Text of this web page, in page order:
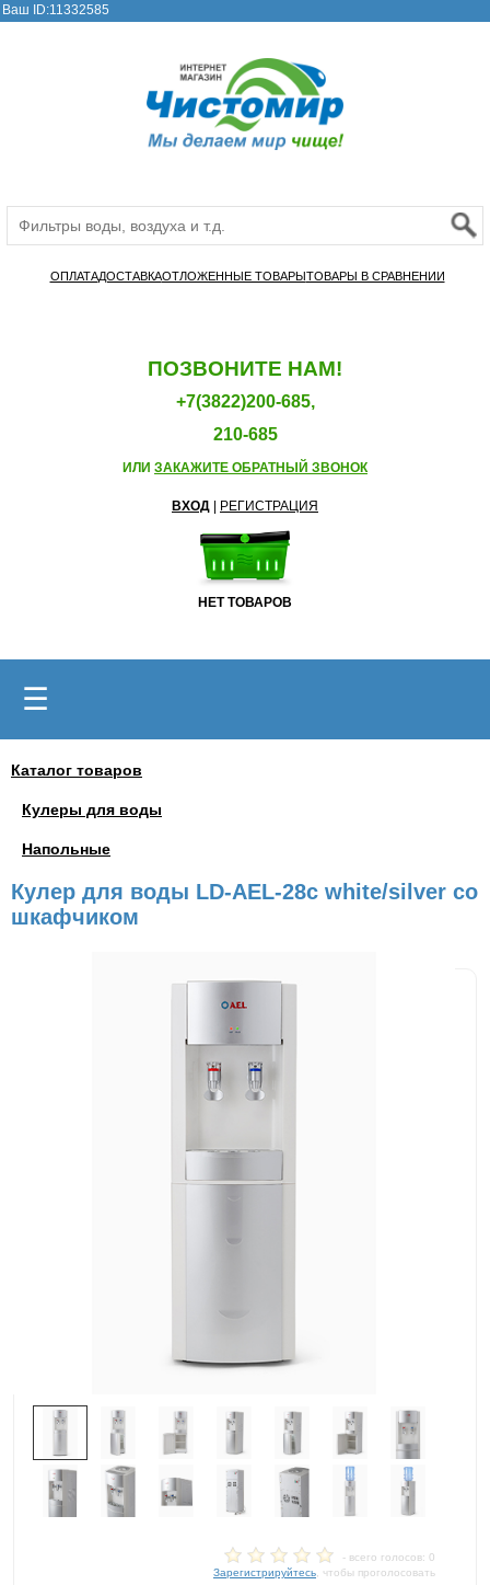
Ваш ID:11332585
ОПЛАТАДОСТАВКАОТЛОЖЕННЫЕ ТОВАРЫТОВАРЫ В СРАВНЕНИИ
ПОЗВОНИТЕ НАМ!
+7(3822)200-685,
210-685
ИЛИ ЗАКАЖИТЕ ОБРАТНЫЙ ЗВОНОК
ВХОД РЕГИСТРАЦИЯ
НЕТ ТОВАРОВ
☰
Каталог товаров
Кулеры для воды
Напольные
Кулер для воды LD-AEL-28c white/silver со
шкафчиком
- всего голосов: 0
Зарегистрируйтесь , чтобы проголосовать